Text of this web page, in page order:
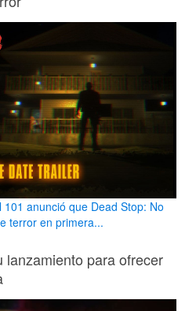
anunció que Dead Stop: No
terror en primera...
lanzamiento para ofrecer